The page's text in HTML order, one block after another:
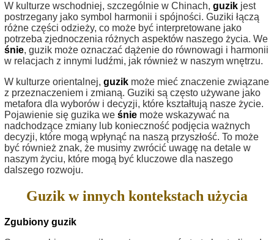
W kulturze wschodniej, szczególnie w Chinach, guzik jest
postrzegany jako symbol harmonii i spójności. Guziki łączą
różne części odzieży, co może być interpretowane jako
potrzeba zjednoczenia różnych aspektów naszego życia. We
śnie, guzik może oznaczać dążenie do równowagi i harmonii
w relacjach z innymi ludźmi, jak również w naszym wnętrzu.
W kulturze orientalnej, guzik może mieć znaczenie związane
z przeznaczeniem i zmianą. Guziki są często używane jako
metafora dla wyborów i decyzji, które kształtują nasze życie.
Pojawienie się guzika we śnie może wskazywać na
nadchodzące zmiany lub konieczność podjęcia ważnych
decyzji, które mogą wpłynąć na naszą przyszłość. To może
być również znak, że musimy zwrócić uwagę na detale w
naszym życiu, które mogą być kluczowe dla naszego
dalszego rozwoju.
Guzik w innych kontekstach użycia
Zgubiony guzik